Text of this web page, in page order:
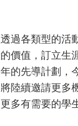
過各類型的活
價值，訂立生
的先導計劃，
陸續邀請更多
多有需要的學